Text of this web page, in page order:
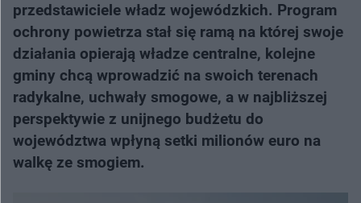
przedstawiciele władz wojewódzkich. Program
ochrony powietrza stał się ramą na której swoje
działania opierają władze centralne, kolejne
gminy chcą wprowadzić na swoich terenach
radykalne, uchwały smogowe, a w najbliższej
perspektywie z unijnego budżetu do
województwa wpłyną setki milionów euro na
walkę ze smogiem.